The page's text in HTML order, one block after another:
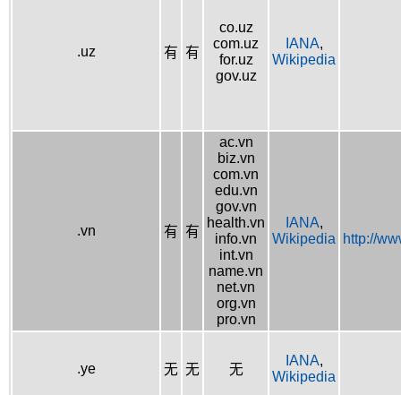
.uz 有 有
co.uz
com.uz
for.uz
gov.uz
IANA,
Wikipedia
.vn 有 有
ac.vn
biz.vn
com.vn
edu.vn
gov.vn
health.vn
info.vn
int.vn
name.vn
net.vn
org.vn
pro.vn
IANA,
Wikipedia
http://
.ye 无 无 无
IANA,
Wikipedia